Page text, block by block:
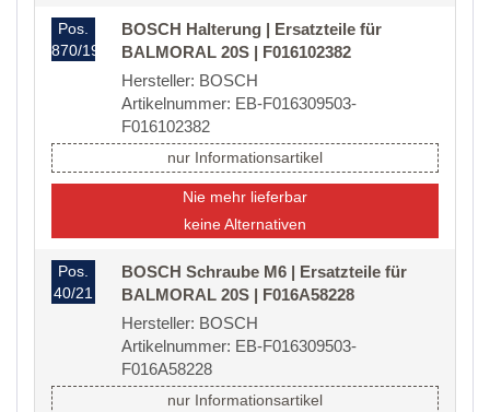
Pos.
870/19
BOSCH Halterung | Ersatzteile für
BALMORAL 20S | F016102382
Hersteller: BOSCH
Artikelnummer: EB-F016309503-
F016102382
nur Informationsartikel
Nie mehr lieferbar
keine Alternativen
Pos.
40/21
BOSCH Schraube M6 | Ersatzteile für
BALMORAL 20S | F016A58228
Hersteller: BOSCH
Artikelnummer: EB-F016309503-
F016A58228
nur Informationsartikel